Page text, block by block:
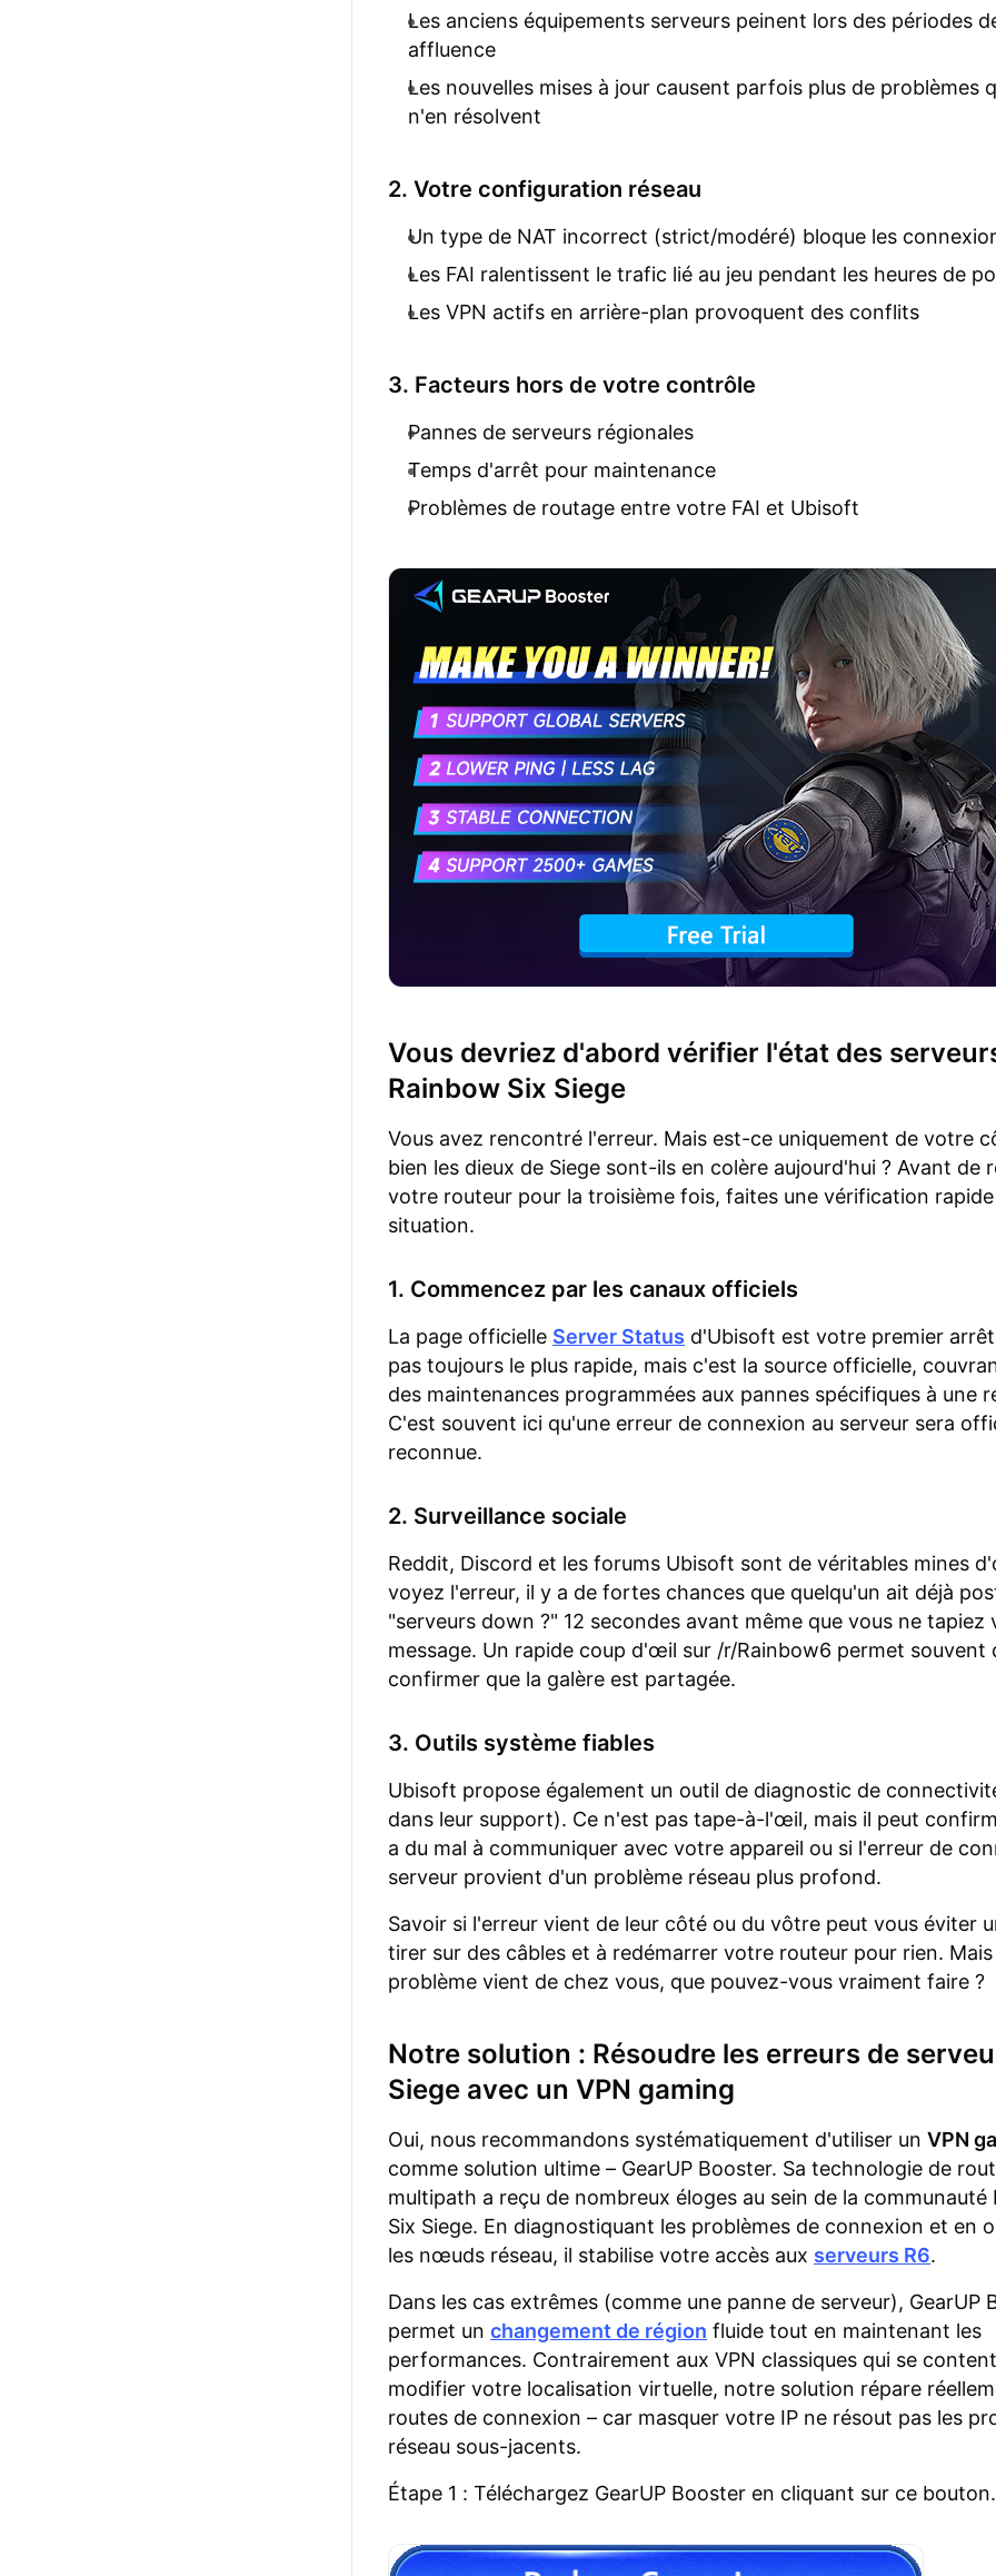
Les anciens équipements serveurs peinent lors des périodes
affluence
Les nouvelles mises à jour causent parfois plus de problèmes
n'en résolvent
2. Votre configuration réseau
Un type de NAT incorrect (strict/modéré) bloque les
Les FAI ralentissent le trafic lié au jeu pendant les heures de
Les VPN actifs en arrière-plan provoquent des conflits
3. Facteurs hors de votre contrôle
Pannes de serveurs régionales
Temps d'arrêt pour maintenance
Problèmes de routage entre votre FAI et Ubisoft
Vous devriez d'abord vérifier l'état des
Rainbow Six Siege
Vous avez rencontré l'erreur. Mais est-ce uniquement de votre
bien les dieux de Siege sont-ils en colère aujourd'hui ? Avant de
votre routeur pour la troisième fois, faites une vérification
situation.
1. Commencez par les canaux officiels
La page officielle Server Status d'Ubisoft est votre premier
pas toujours le plus rapide, mais c'est la source officielle,
des maintenances programmées aux pannes spécifiques à une
C'est souvent ici qu'une erreur de connexion au serveur sera
reconnue.
2. Surveillance sociale
Reddit, Discord et les forums Ubisoft sont de véritables mines
voyez l'erreur, il y a de fortes chances que quelqu'un ait déjà
"serveurs down ?" 12 secondes avant même que vous ne tapiez
message. Un rapide coup d'œil sur /r/Rainbow6 permet souvent
confirmer que la galère est partagée.
3. Outils système fiables
Ubisoft propose également un outil de diagnostic de
dans leur support). Ce n'est pas tape-à-l'œil, mais il peut
a du mal à communiquer avec votre appareil ou si l'erreur de
serveur provient d'un problème réseau plus profond.
Savoir si l'erreur vient de leur côté ou du vôtre peut vous éviter
tirer sur des câbles et à redémarrer votre routeur pour rien. Mais
problème vient de chez vous, que pouvez-vous vraiment faire ?
Notre solution : Résoudre les erreurs de
Siege avec un VPN gaming
Oui, nous recommandons systématiquement d'utiliser un VPN
comme solution ultime – GearUP Booster. Sa technologie de
multipath a reçu de nombreux éloges au sein de la communauté
Six Siege. En diagnostiquant les problèmes de connexion et en
les nœuds réseau, il stabilise votre accès aux serveurs R6.
Dans les cas extrêmes (comme une panne de serveur), GearUP
permet un changement de région fluide tout en maintenant les
performances. Contrairement aux VPN classiques qui se
modifier votre localisation virtuelle, notre solution répare
routes de connexion – car masquer votre IP ne résout pas les
réseau sous-jacents.
Étape 1 : Téléchargez GearUP Booster en cliquant sur ce bouton.